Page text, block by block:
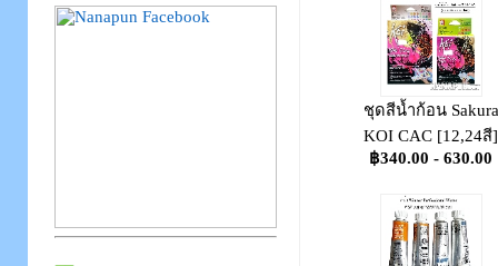
ชุดสีน้ำก้อน Sakura
KOI CAC [12,24สี]
฿340.00 - 630.00